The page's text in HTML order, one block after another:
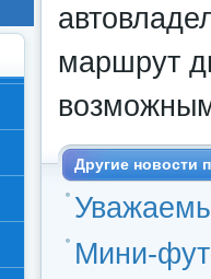
маршрут
Другие новости
Мини-